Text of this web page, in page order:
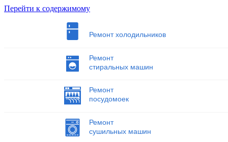
Перейти к содержимому
Ремонт холодильников
Ремонт
стиральных машин
Ремонт
посудомоек
Ремонт
сушильных машин